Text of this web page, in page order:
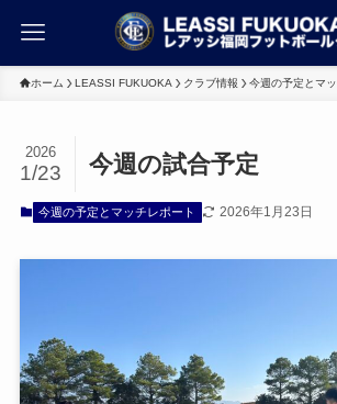
ホーム LEASSI FUKUOKA クラブ情報 今週の予定とマ
今週の試合予定
2026
1/23
今週の予定とマッチレポート 2026年1月23日